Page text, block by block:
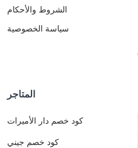
الشروط والأحكام
سياسة الخصوصية
المتاجر
كود خصم دار الأميرات
كود خصم جيني